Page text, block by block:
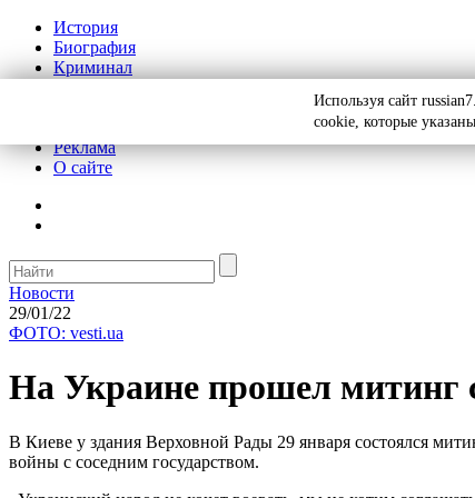
История
Биография
Криминал
Реклама
О сайте
Новости
29/01/22
ФОТО: vesti.ua
На Украине прошел митинг
В Киеве у здания Верховной Рады 29 января состоялся
войны с соседним государством.
Используя сайт
cookie, которые